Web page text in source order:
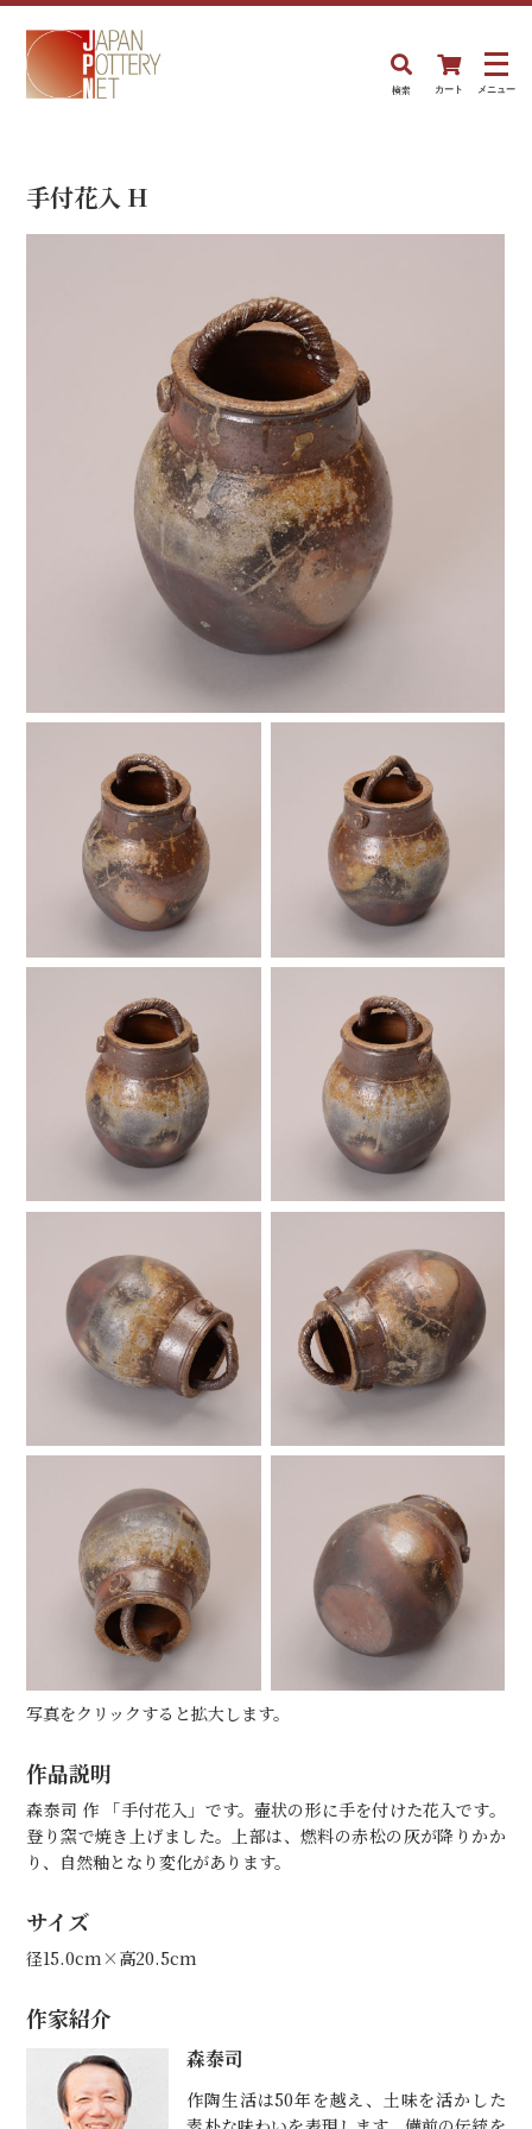
検索 カート メニュー
手付花入 H
写真をクリックすると拡大します。
作品説明
森泰司 作 「手付花入」です。壷状の形に手を付けた花入です。
登り窯で焼き上げました。上部は、燃料の赤松の灰が降りかか
り、自然釉となり変化があります。
サイズ
径15.0cm×高20.5cm
作家紹介
森泰司
作陶生活は50年を越え、土味を活かした